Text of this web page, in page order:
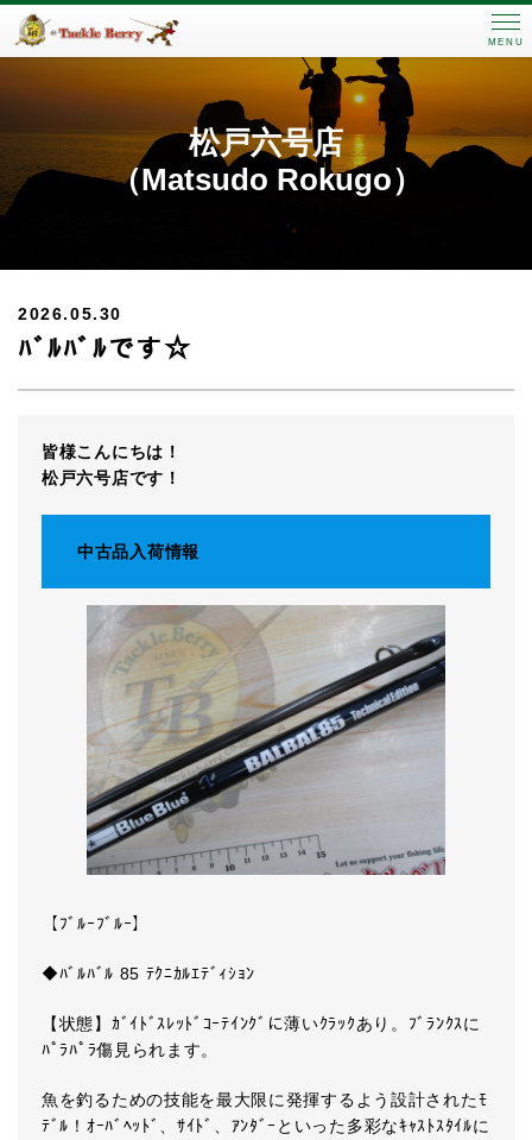
MENU
松戸六号店
（Matsudo Rokugo）
2026.05.30
ﾊﾞﾙﾊﾞﾙです☆
皆様こんにちは！
松戸六号店です！
中古品入荷情報
【ﾌﾞﾙｰﾌﾞﾙｰ】
◆ﾊﾞﾙﾊﾞﾙ 85 ﾃｸﾆｶﾙｴﾃﾞｨｼｮﾝ
【状態】ｶﾞｲﾄﾞｽﾚｯﾄﾞｺｰﾃｲﾝｸﾞに薄いｸﾗｯｸあり。ﾌﾞﾗﾝｸｽに
ﾊﾟﾗﾊﾟﾗ傷見られます。
魚を釣るための技能を最大限に発揮するよう設計されたﾓ
ﾃﾞﾙ！ｵｰﾊﾞﾍｯﾄﾞ、ｻｲﾄﾞ、ｱﾝﾀﾞｰといった多彩なｷｬｽﾄｽﾀｲﾙに